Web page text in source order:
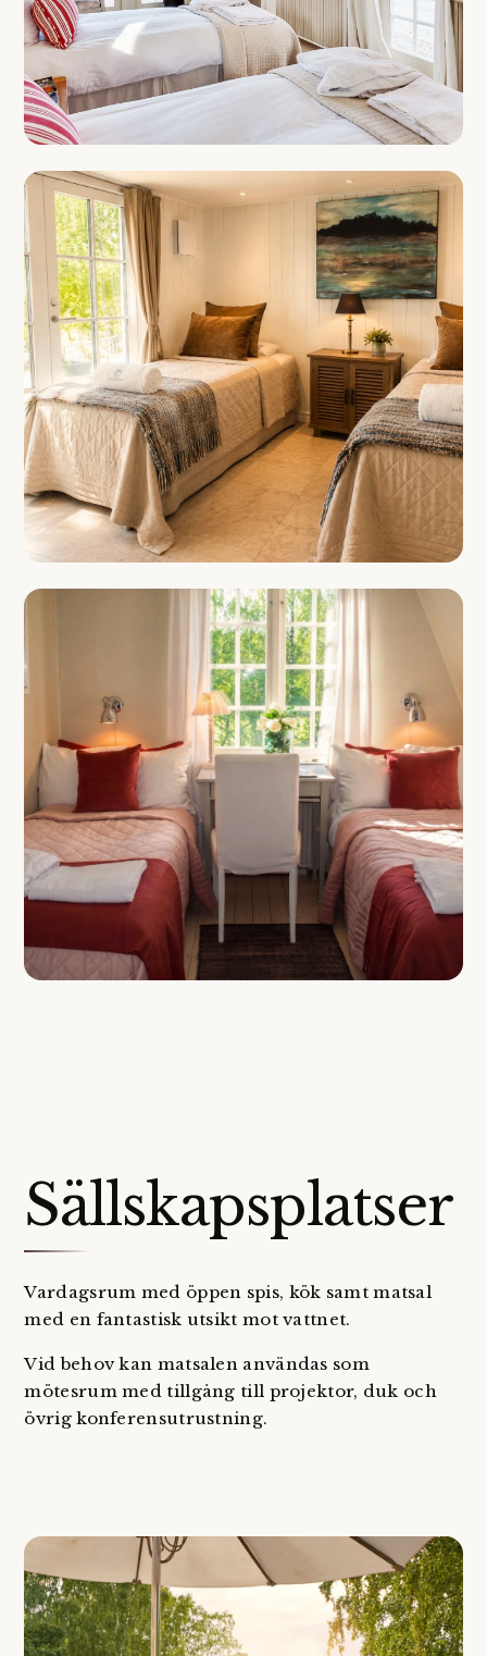
Sällskapsplatser
Vardagsrum med öppen spis, kök samt matsal
med en fantastisk utsikt mot vattnet.
Vid behov kan matsalen användas som
mötesrum med tillgång till projektor, duk och
övrig konferensutrustning.